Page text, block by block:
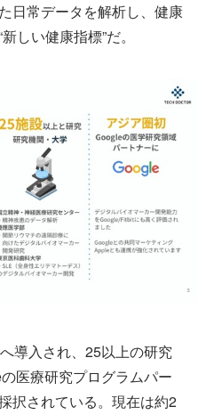
日常データを解析し、健康
しい健康指標”だ。
導入され、25以上の研究
医療研究プログラムパー
択されている。現在は約2